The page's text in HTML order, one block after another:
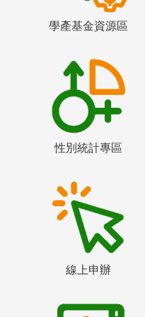
學產基金資源區
性別統計專區
線上申辦